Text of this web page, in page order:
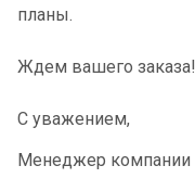
планы.
Ждем вашего заказа!
С уважением,
Менеджер